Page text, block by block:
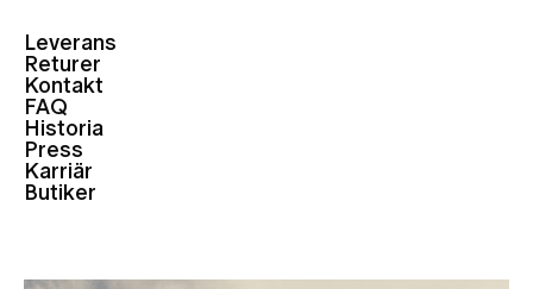
Leverans
Returer
Kontakt
FAQ
Historia
Press
Karriär
Butiker